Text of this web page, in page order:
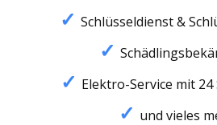
Schlüsseldienst &
Elektro-Service mit
und vieles